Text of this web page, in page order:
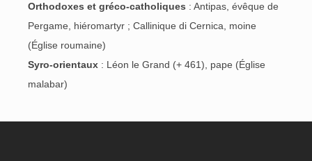
Orthodoxes et gréco-catholiques : Antipas, évêque de
Pergame, hiéromartyr ; Callinique di Cernica, moine
(Église roumaine)
Syro-orientaux : Léon le Grand (+ 461), pape (Église
malabar)